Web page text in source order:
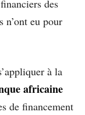
des
n’ont eu pour
à la
africaine
de financement